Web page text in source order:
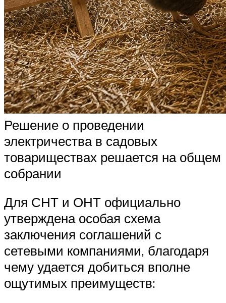
Решение о проведении
электричества в садовых
товариществах решается на общем
собрании
Для СНТ и ОНТ официально
утверждена особая схема
заключения соглашений с
сетевыми компаниями, благодаря
чему удается добиться вполне
ощутимых преимуществ: